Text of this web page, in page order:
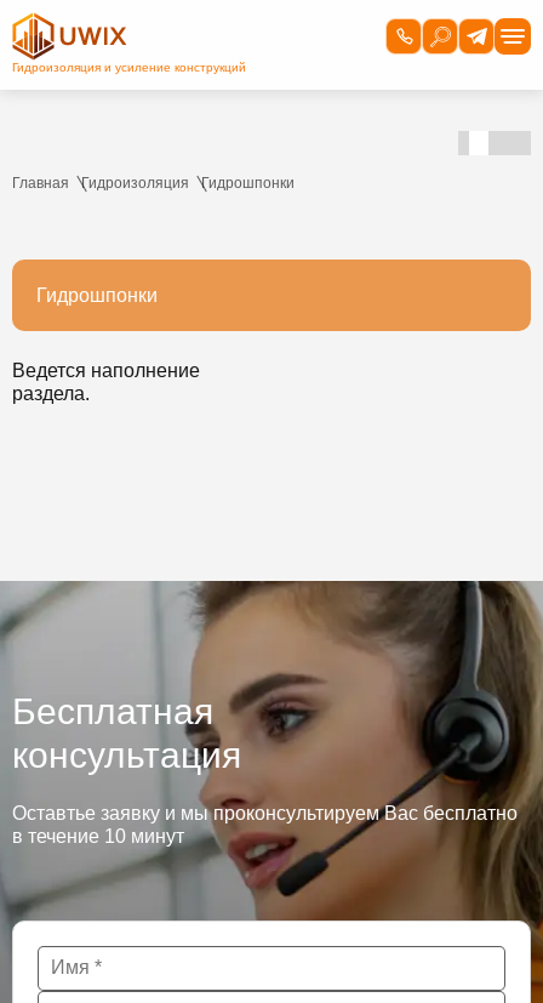
Главная Гидроизоляция Гидрошпонки
Гидрошпонки
Ведется наполнение
раздела.
Бесплатная
консультация
Оставтье заявку и мы проконсультируем Вас бесплатно
в течение 10 минут